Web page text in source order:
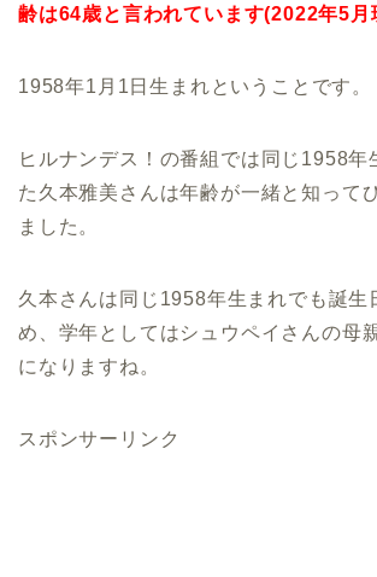
齢は64歳と言われています(2022年5月
1958年1月1日生まれということです。
ヒルナンデス！の番組では同じ1958年
た久本雅美さんは年齢が一緒と知って
ました。
久本さんは同じ1958年生まれでも誕生
め、学年としてはシュウペイさんの母
になりますね。
スポンサーリンク